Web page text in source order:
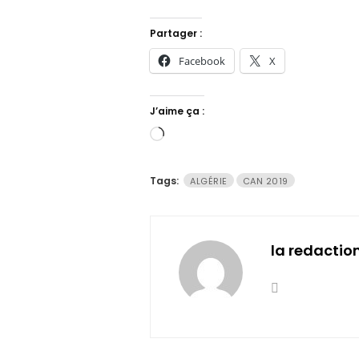
Partager :
Facebook X
J’aime ça :
Chargement…
Tags: ALGÉRIE CAN 2019
la